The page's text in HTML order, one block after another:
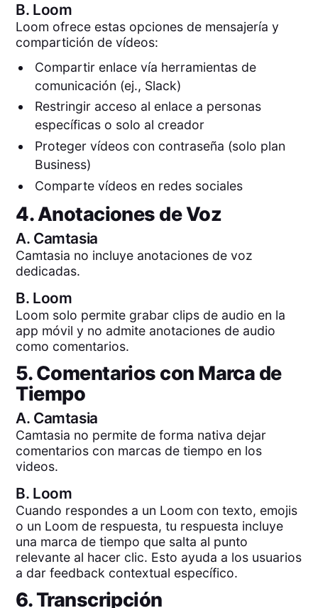
B. Loom
Loom ofrece estas opciones de mensajería y
compartición de vídeos:
Compartir enlace vía herramientas de
comunicación (ej., Slack)
Restringir acceso al enlace a personas
específicas o solo al creador
Proteger vídeos con contraseña (solo plan
Business)
Comparte vídeos en redes sociales
4. Anotaciones de Voz
A. Camtasia
Camtasia no incluye anotaciones de voz
dedicadas.
B. Loom
Loom solo permite grabar clips de audio en la
app móvil y no admite anotaciones de audio
como comentarios.
5. Comentarios con Marca de
Tiempo
A. Camtasia
Camtasia no permite de forma nativa dejar
comentarios con marcas de tiempo en los
videos.
B. Loom
Cuando respondes a un Loom con texto, emojis
o un Loom de respuesta, tu respuesta incluye
una marca de tiempo que salta al punto
relevante al hacer clic. Esto ayuda a los usuarios
a dar feedback contextual específico.
6. Transcripción